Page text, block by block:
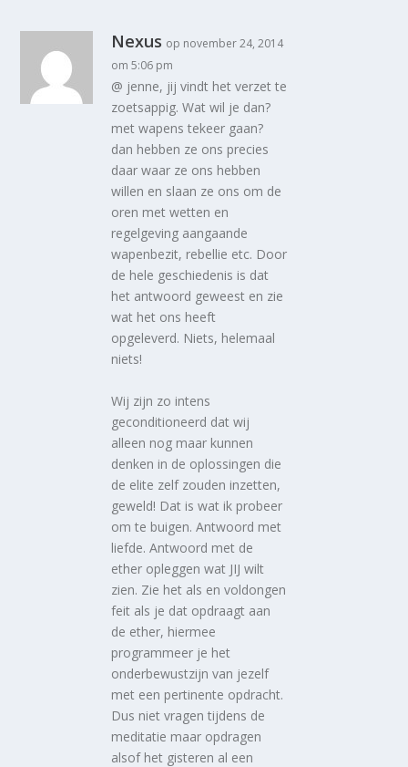
Nexus op november 24, 2014
om 5:06 pm
@ jenne, jij vindt het verzet te
zoetsappig. Wat wil je dan?
met wapens tekeer gaan?
dan hebben ze ons precies
daar waar ze ons hebben
willen en slaan ze ons om de
oren met wetten en
regelgeving aangaande
wapenbezit, rebellie etc. Door
de hele geschiedenis is dat
het antwoord geweest en zie
wat het ons heeft
opgeleverd. Niets, helemaal
niets!
Wij zijn zo intens
geconditioneerd dat wij
alleen nog maar kunnen
denken in de oplossingen die
de elite zelf zouden inzetten,
geweld! Dat is wat ik probeer
om te buigen. Antwoord met
liefde. Antwoord met de
ether opleggen wat JIJ wilt
zien. Zie het als en voldongen
feit als je dat opdraagt aan
de ether, hiermee
programmeer je het
onderbewustzijn van jezelf
met een pertinente opdracht.
Dus niet vragen tijdens de
meditatie maar opdragen
alsof het gisteren al een